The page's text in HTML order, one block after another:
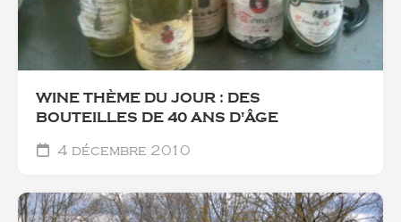
WINE THÈME DU JOUR : DES
BOUTEILLES DE 40 ANS D'ÂGE
4 décembre 2010